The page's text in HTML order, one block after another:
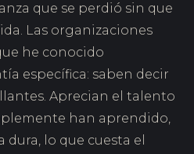
que se perdió sin que
Las organizaciones
he conocido
específica: saben decir
Aprecian el talento
han aprendido,
dura, lo que cuesta el